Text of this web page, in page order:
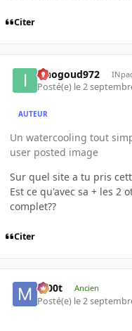
Citer
iznogoud972
Posté(e) le 2
AUTEUR
Un watercooling tout
user posted image
Sur quel site a tu pris
Est ce qu'avec sa + les 2
complet??
Citer
m00t Ancien
Posté(e) le 2